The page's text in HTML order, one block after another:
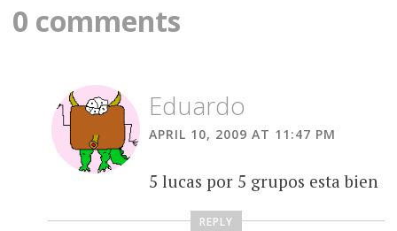
0 comments
Eduardo
APRIL 10, 2009 AT 11:47 PM
5 lucas por 5 grupos esta bien
REPLY